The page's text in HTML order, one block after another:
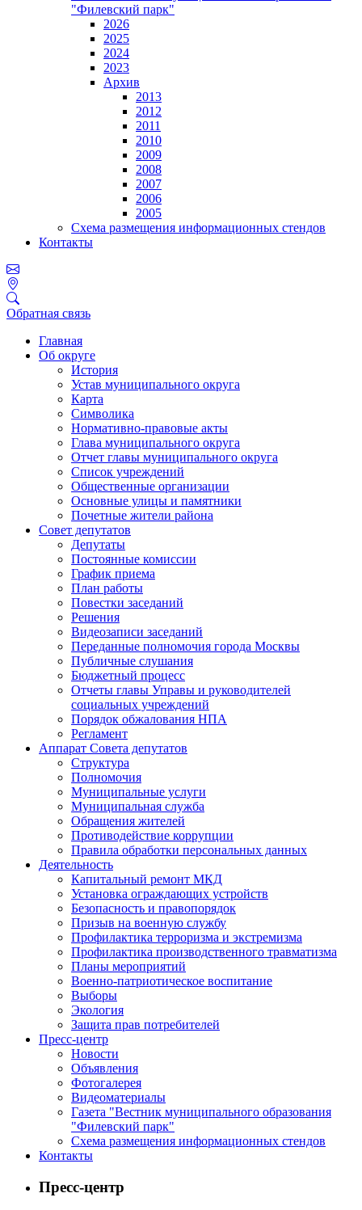
"Филевский парк"
2026
2025
2024
2023
Архив
2013
2012
2011
2010
2009
2008
2007
2006
2005
Схема размещения информационных стендов
Контакты
Обратная связь
Главная
Об округе
История
Устав муниципального округа
Карта
Символика
Нормативно-правовые акты
Глава муниципального округа
Отчет главы муниципального округа
Список учреждений
Общественные организации
Основные улицы и памятники
Почетные жители района
Совет депутатов
Депутаты
Постоянные комиссии
График приема
План работы
Повестки заседаний
Решения
Видеозаписи заседаний
Переданные полномочия города Москвы
Публичные слушания
Бюджетный процесс
Отчеты главы Управы и руководителей
социальных учреждений
Порядок обжалования НПА
Регламент
Аппарат Совета депутатов
Структура
Полномочия
Муниципальные услуги
Муниципальная служба
Обращения жителей
Противодействие коррупции
Правила обработки персональных данных
Деятельность
Капитальный ремонт МКД
Установка ограждающих устройств
Безопасность и правопорядок
Призыв на военную службу
Профилактика терроризма и экстремизма
Профилактика производственного травматизма
Планы мероприятий
Военно-патриотическое воспитание
Выборы
Экология
Защита прав потребителей
Пресс-центр
Новости
Объявления
Фотогалерея
Видеоматериалы
Газета "Вестник муниципального образования
"Филевский парк"
Схема размещения информационных стендов
Контакты
Пресс-центр